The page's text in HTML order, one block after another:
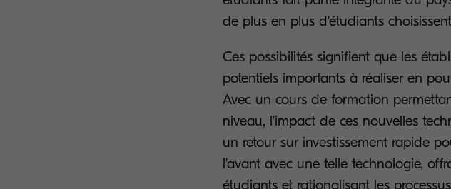
de plus en plus d'étudiants
Ces possibilités signifient que les
potentiels importants à réaliser en
Avec un cours de formation
niveau, l'impact de ces nouvelles
un retour sur investissement rapide
l'avant avec une telle technologie,
étudiants et rationalisant les